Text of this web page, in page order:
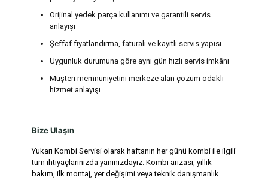
Orijinal yedek parça kullanımı ve garantili servis
anlayışı
Şeffaf fiyatlandırma, faturalı ve kayıtlı servis yapısı
Uygunluk durumuna göre aynı gün hızlı servis imkânı
Müşteri memnuniyetini merkeze alan çözüm odaklı
hizmet anlayışı
Bize Ulaşın
Yukarı Kombi Servisi olarak haftanın her günü kombi ile ilgili
tüm ihtiyaçlarınızda yanınızdayız. Kombi arızası, yıllık
bakım, ilk montaj, yer değişimi veya teknik danışmanlık